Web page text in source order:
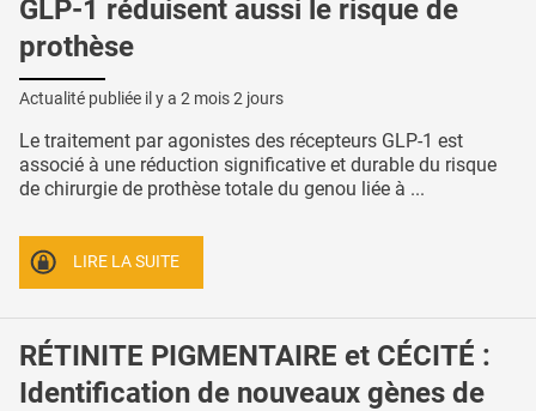
GLP-1 réduisent aussi le risque de
prothèse
Actualité publiée il y a 2 mois 2 jours
Le traitement par agonistes des récepteurs GLP-1 est
associé à une réduction significative et durable du risque
de chirurgie de prothèse totale du genou liée à ...
LIRE LA SUITE
RÉTINITE PIGMENTAIRE et CÉCITÉ :
Identification de nouveaux gènes de